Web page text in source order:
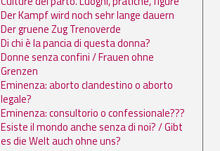
Der Kampf wird noch sehr lange dauern
Der gruene Zug Trenoverde
Di chi è la pancia di questa donna?
Donne senza confini / Frauen ohne
Grenzen
Eminenza: aborto clandestino o aborto
legale?
Eminenza: consultorio o confessionale???
Esiste il mondo anche senza di noi? / Gibt
es die Welt auch ohne uns?